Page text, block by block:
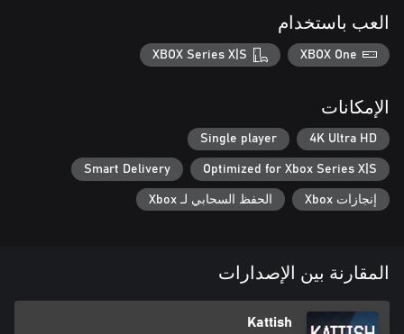
العب باستخدام
XBOX One
XBOX Series X|S
الإمكانات
4K Ultra HD
Single player
Optimized for Xbox Series X|S
Smart Delivery
إنجازات Xbox الحفظ السحابي لـ Xbox
المقارنة بين الإصدارات
Kattish